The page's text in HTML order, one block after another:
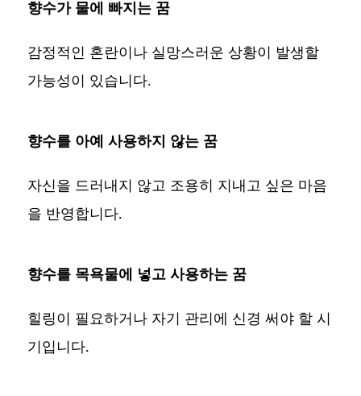
향수가 물에 빠지는 꿈
감정적인 혼란이나 실망스러운 상황이 발생할
가능성이 있습니다.
향수를 아예 사용하지 않는 꿈
자신을 드러내지 않고 조용히 지내고 싶은 마음
을 반영합니다.
향수를 목욕물에 넣고 사용하는 꿈
힐링이 필요하거나 자기 관리에 신경 써야 할 시
기입니다.